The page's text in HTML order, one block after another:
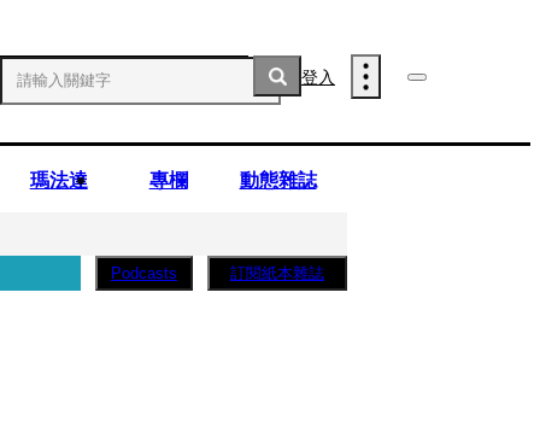
登入
瑪法達 專欄 動態雜誌
Podcasts 訂閱紙本雜誌